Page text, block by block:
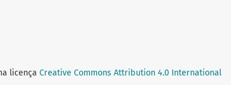
licença Creative Commons Attribution 4.0 International